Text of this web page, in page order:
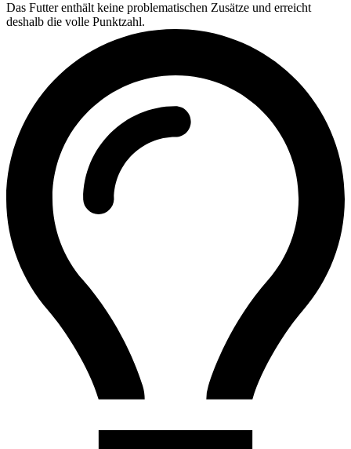
Das Futter enthält keine problematischen Zusätze und erreicht
deshalb die volle Punktzahl.